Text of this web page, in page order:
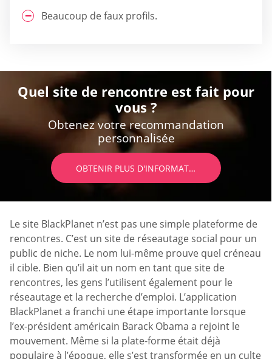
Beaucoup de faux profils.
Quel site de rencontre est fait pour
vous ?
Obtenez votre recommandation
personnalisée
OBTENIR PLUS D'INFORMATIONS
Le site BlackPlanet n’est pas une simple plateforme de
rencontres. C’est un site de réseautage social pour un
public de niche. Le nom lui-même prouve quel créneau
il cible. Bien qu’il ait un nom en tant que site de
rencontres, les gens l’utilisent également pour le
réseautage et la recherche d’emploi. L’application
BlackPlanet a franchi une étape importante lorsque
l’ex-président américain Barack Obama a rejoint le
mouvement. Même si la plate-forme était déjà
populaire à l’époque, elle s’est transformée en un culte